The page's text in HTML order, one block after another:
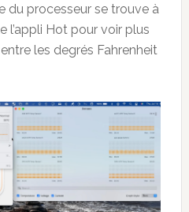
du processeur se trouve à
l’appli Hot pour voir plus
les degrés Fahrenheit